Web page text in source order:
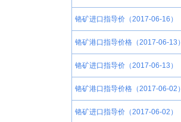
铬矿进口指导价（2017-06-16）
铬矿港口指导价格（2017-06-13）
铬矿进口指导价（2017-06-13）
铬矿港口指导价格（2017-06-02）
铬矿进口指导价（2017-06-02）